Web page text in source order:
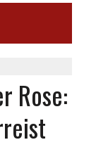
Rose: